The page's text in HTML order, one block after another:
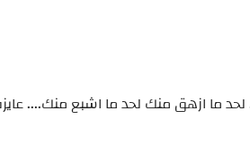
ما ازهق منك لحد ما اشبع منك....